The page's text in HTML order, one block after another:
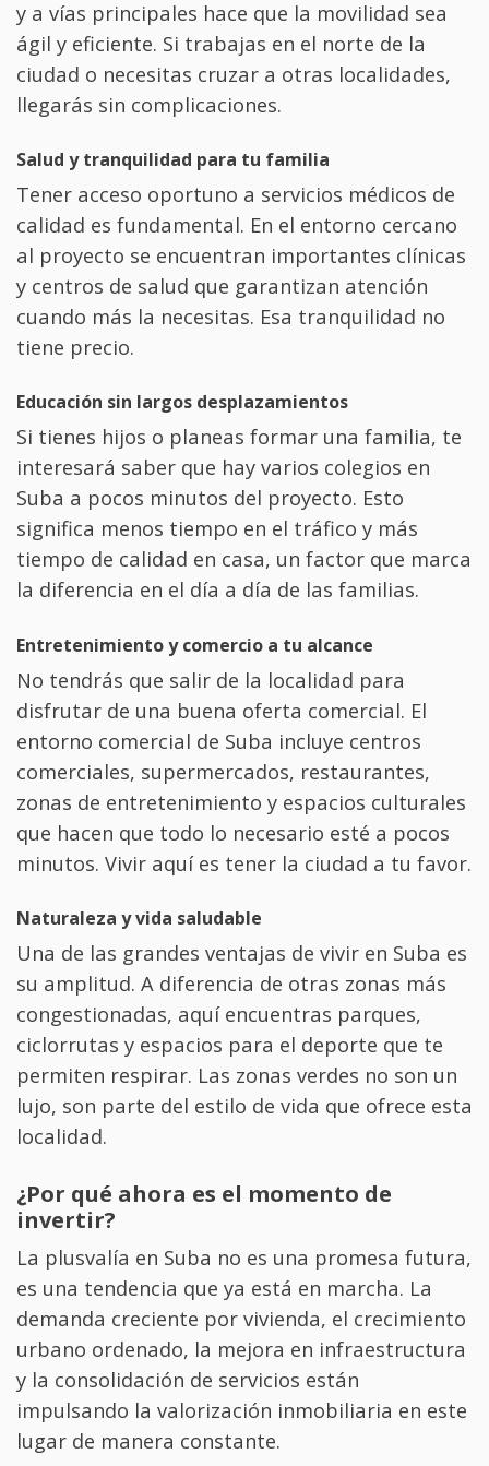
y a vías principales hace que la movilidad sea
ágil y eficiente. Si trabajas en el norte de la
ciudad o necesitas cruzar a otras localidades,
llegarás sin complicaciones.
Salud y tranquilidad para tu familia
Tener acceso oportuno a servicios médicos de
calidad es fundamental. En el entorno cercano
al proyecto se encuentran importantes clínicas
y centros de salud que garantizan atención
cuando más la necesitas. Esa tranquilidad no
tiene precio.
Educación sin largos desplazamientos
Si tienes hijos o planeas formar una familia, te
interesará saber que hay varios colegios en
Suba a pocos minutos del proyecto. Esto
significa menos tiempo en el tráfico y más
tiempo de calidad en casa, un factor que marca
la diferencia en el día a día de las familias.
Entretenimiento y comercio a tu alcance
No tendrás que salir de la localidad para
disfrutar de una buena oferta comercial. El
entorno comercial de Suba incluye centros
comerciales, supermercados, restaurantes,
zonas de entretenimiento y espacios culturales
que hacen que todo lo necesario esté a pocos
minutos. Vivir aquí es tener la ciudad a tu favor.
Naturaleza y vida saludable
Una de las grandes ventajas de vivir en Suba es
su amplitud. A diferencia de otras zonas más
congestionadas, aquí encuentras parques,
ciclorrutas y espacios para el deporte que te
permiten respirar. Las zonas verdes no son un
lujo, son parte del estilo de vida que ofrece esta
localidad.
¿Por qué ahora es el momento de
invertir?
La plusvalía en Suba no es una promesa futura,
es una tendencia que ya está en marcha. La
demanda creciente por vivienda, el crecimiento
urbano ordenado, la mejora en infraestructura
y la consolidación de servicios están
impulsando la valorización inmobiliaria en este
lugar de manera constante.